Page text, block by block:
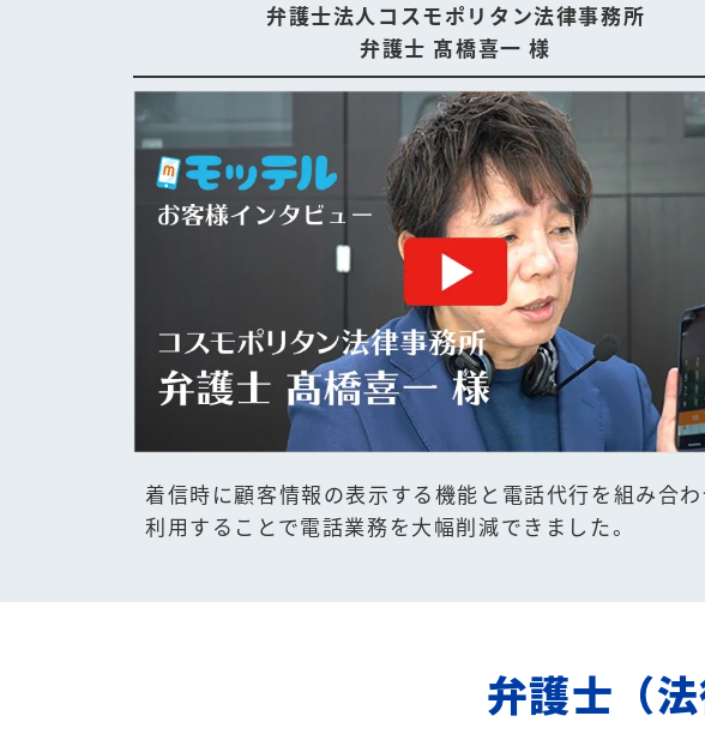
弁護士法人コスモポリタン法律事務所
弁護士 髙橋喜一 様
着信時に顧客情報の表示する機能と電話代行を組み合わ
利用することで電話業務を大幅削減できました。
弁護士（